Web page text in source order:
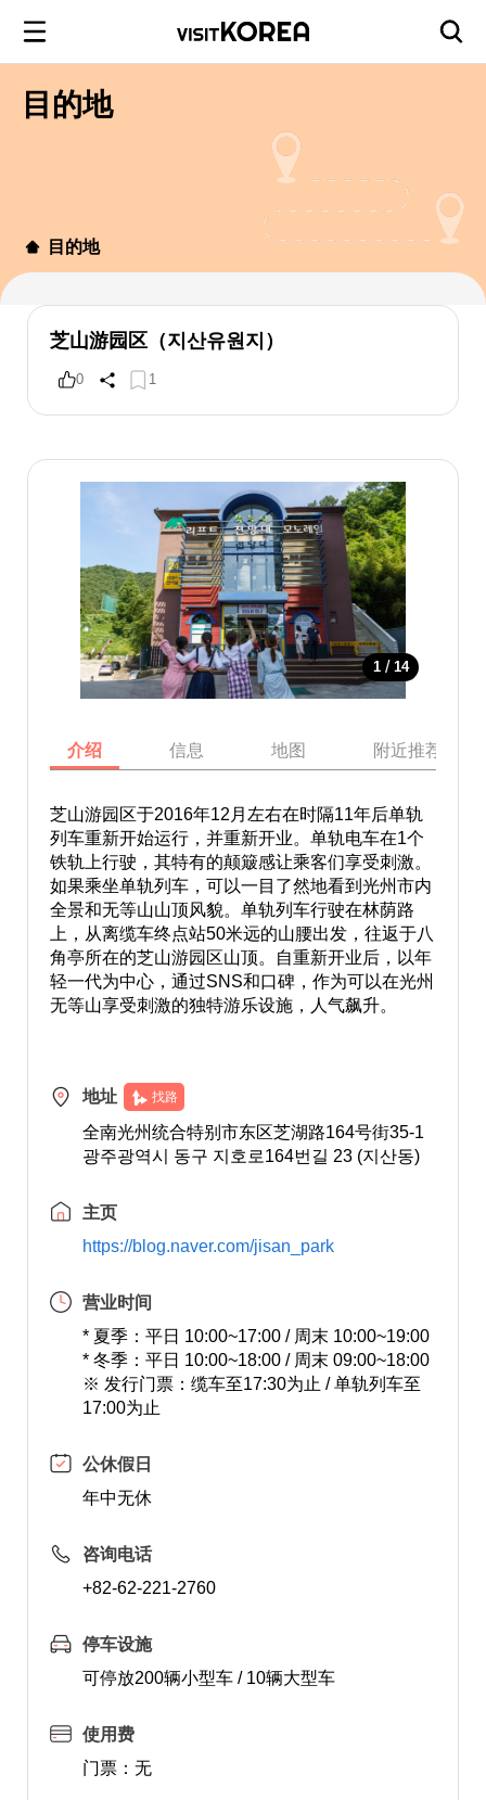
目的地
目的地
芝山游园区（지산유원지）
0 1
1 / 14
介绍 信息 地图 附近推荐景点
芝山游园区于2016年12月左右在时隔11年后单轨
列车重新开始运行，并重新开业。单轨电车在1个
铁轨上行驶，其特有的颠簸感让乘客们享受刺激。
如果乘坐单轨列车，可以一目了然地看到光州市内
全景和无等山山顶风貌。单轨列车行驶在林荫路
上，从离缆车终点站50米远的山腰出发，往返于八
角亭所在的芝山游园区山顶。自重新开业后，以年
轻一代为中心，通过SNS和口碑，作为可以在光州
无等山享受刺激的独特游乐设施，人气飙升。
地址 找路
全南光州统合特别市东区芝湖路164号街35-1
광주광역시 동구 지호로164번길 23 (지산동)
主页
https://blog.naver.com/jisan_park
营业时间
* 夏季：平日 10:00~17:00 / 周末 10:00~19:00
* 冬季：平日 10:00~18:00 / 周末 09:00~18:00
※ 发行门票：缆车至17:30为止 / 单轨列车至
17:00为止
公休假日
年中无休
咨询电话
+82-62-221-2760
停车设施
可停放200辆小型车 / 10辆大型车
使用费
门票：无